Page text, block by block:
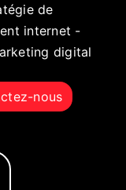
de
internet -
digital
nous